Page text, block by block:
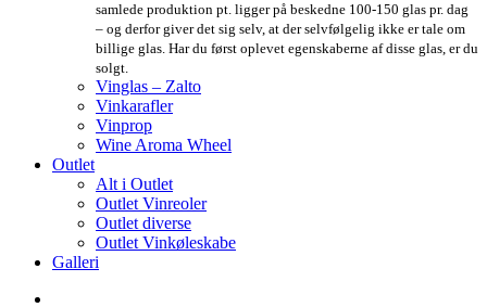
samlede produktion pt. ligger på beskedne 100-150 glas pr. dag
– og derfor giver det sig selv, at der selvfølgelig ikke er tale om
billige glas. Har du først oplevet egenskaberne af disse glas, er du
solgt.
Vinglas – Zalto
Vinkarafler
Vinprop
Wine Aroma Wheel
Outlet
Alt i Outlet
Outlet Vinreoler
Outlet diverse
Outlet Vinkøleskabe
Galleri